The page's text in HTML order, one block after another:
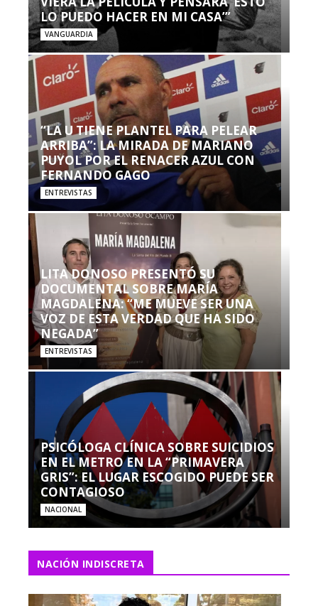
LO PUEDO HACER EN MI CASA’”
VANGUARDIA
“LA U TIENE PLANTEL PARA PELEAR
ARRIBA”: LA MIRADA DE MARIANO
PUYOL POR EL RENACER AZUL CON
FERNANDO GAGO
ENTREVISTAS
LITA DONOSO PRESENTÓ SU
DOCUMENTAL SOBRE MARÍA
MAGDALENA: “ME MUEVE SER UNA
VOZ DE ESTA VERDAD QUE HA SIDO
NEGADA”
ENTREVISTAS
PSICÓLOGA CLÍNICA SOBRE SUICIDIOS
EN EL METRO EN LA “PRIMAVERA
GRIS”: EL LUGAR ESCOGIDO PUEDE SER
CONTAGIOSO
NACIONAL
NACIÓN INDISCRETA